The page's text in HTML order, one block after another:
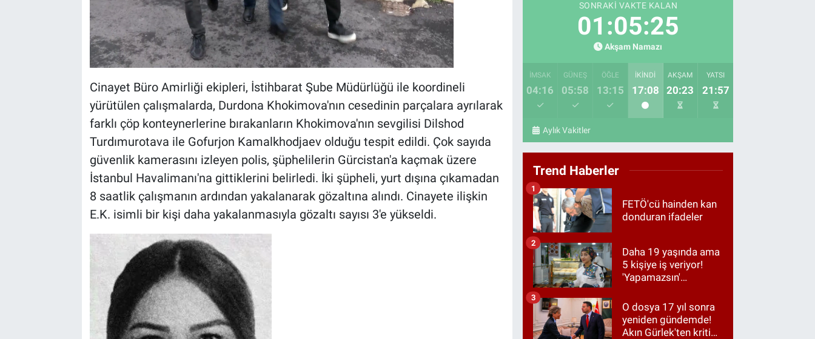
Cinayet Büro Amirliği ekipleri, İstihbarat Şube Müdürlüğü ile koordineli
yürütülen çalışmalarda, Durdona Khokimova'nın cesedinin parçalara ayrılarak
farklı çöp konteynerlerine bırakanların Khokimova'nın sevgilisi Dilshod
Turdımurotava ile Gofurjon Kamalkhodjaev olduğu tespit edildi. Çok sayıda
güvenlik kamerasını izleyen polis, şüphelilerin Gürcistan'a kaçmak üzere
İstanbul Havalimanı'na gittiklerini belirledi. İki şüpheli, yurt dışına çıkamadan
8 saatlik çalışmanın ardından yakalanarak gözaltına alındı. Cinayete ilişkin
E.K. isimli bir kişi daha yakalanmasıyla gözaltı sayısı 3'e yükseldi.
SONRAKI VAKTE KALAN
01:05:23
Akşam Namazı
İMSAK
04:16
GÜNEŞ
05:58
ÖĞLE
13:15
İKINDI
17:08
AKŞAM
20:23
YATSI
21:57
Aylık Vakitler
Trend Haberler
FETÖ'cü hainden kan
donduran ifadeler
1
Daha 19 yaşında ama
5 kişiye iş veriyor!
'Yapamazsın'
cevap
2
O dosya 17 yıl sonra
yeniden gündemde!
Akın Gürlek'ten kritik
3